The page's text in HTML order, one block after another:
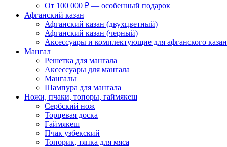
От 100 000 ₽ — особенный подарок
Афганский казан
Афганский казан (двухцветный)
Афганский казан (черный)
Аксессуары и комплектующие для афганского
Мангал
Решетка для мангала
Аксессуары для мангала
Мангалы
Шампура для мангала
Ножи, пчаки, топоры, гаймякеш
Сербский нож
Торцевая доска
Гаймякеш
Пчак узбекский
Топорик, тяпка для мяса